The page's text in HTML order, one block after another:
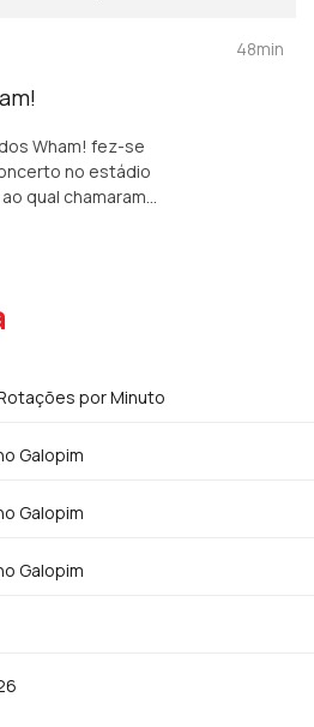
Wham! fez-se
no estádio
qual chamaram
48min
por Minuto
Galopim
Galopim
Galopim